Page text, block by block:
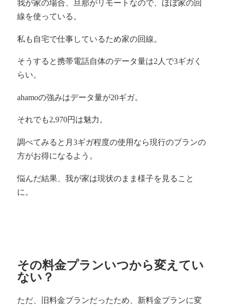
我が家の場合、旦那がリモートなので、ほぼ家の回
線を使っている。
私も自宅で仕事しているため家の回線。
そうすると携帯電話自体のデータ量は2人で3ギガく
らい。
ahamoの強みはデータ量が20ギガ。
それでも2,970円は魅力。
調べてみると月3ギガ程度の使用なら現行のプランの
方がお得になるよう。
悩んだ結果、我が家は現状のまま様子を見ること
に。
その料金プランいつから変えてい
ない？
ただ、旧料金プランだったため、新料金プランに変